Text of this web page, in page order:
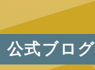
公式ブログ